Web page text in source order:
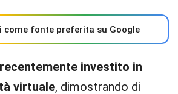
come fonte preferita su Google
investito in
virtuale, dimostrando di